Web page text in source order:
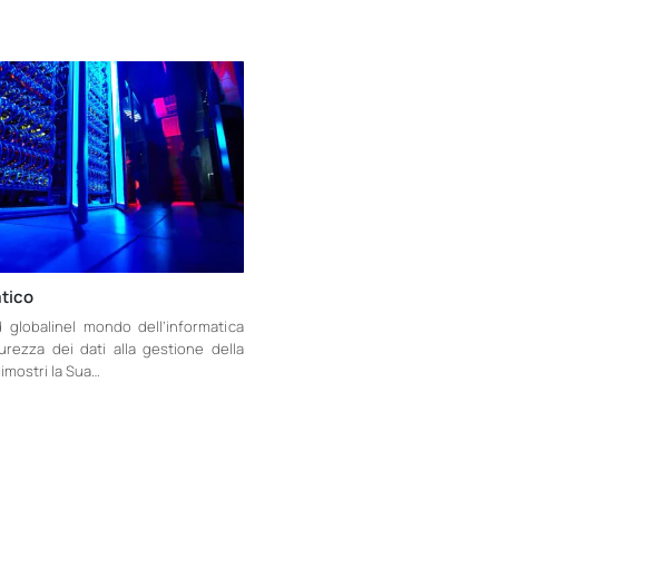
globalinel mondo dell’informatica
dei dati alla gestione della
la Sua…